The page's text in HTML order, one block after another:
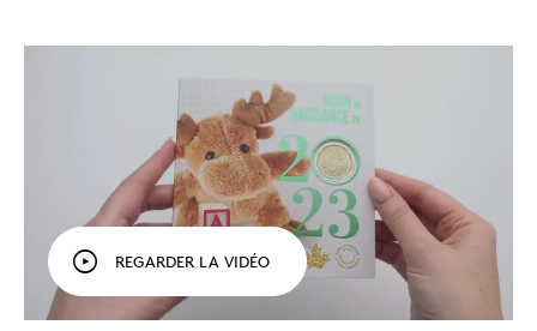
abordable et une belle attention.
cadeau renferme cinq (5) pièces de circulation
canadiennes millésimées 2023 : 5 cents, 10 cents,
25 cents, 2 dollars ainsi qu’une pièce thématique
spéciale de 1 dollar.
Une rareté exceptionnelle! Achetez cet
ensemble pour vous procurer une version
millésimée 2023 des pièces canadiennes aux
revers ornés des motifs classiques ($2, 25¢, 10¢,
5¢); celles-ci seront uniquement offertes en
format hors circulation cette année.
L’orignal, la mascotte de 2023!La pièce de
REGARDER LA VIDÉO